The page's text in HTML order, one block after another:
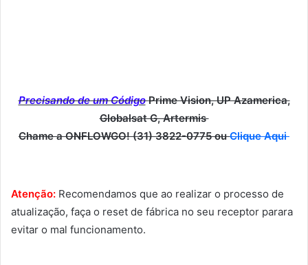
Precisando de um Código Prime Vision, UP Azamerica,
Globalsat G, Artermis
Chame a ONFLOWGO! (31) 3822-0775 ouClique Aqui
Atenção: Recomendamos que ao realizar o processo de
atualização, faça o reset de fábrica no seu receptor parara
evitar o mal funcionamento.